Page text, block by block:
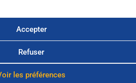
Accepter
Refuser
les préférences